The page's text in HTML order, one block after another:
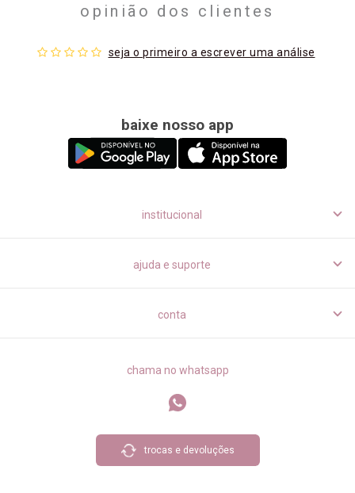
opinião dos clientes
seja o primeiro a escrever uma análise
baixe nosso app
institucional
ajuda e suporte
conta
chama no whatsapp
trocas e devoluções